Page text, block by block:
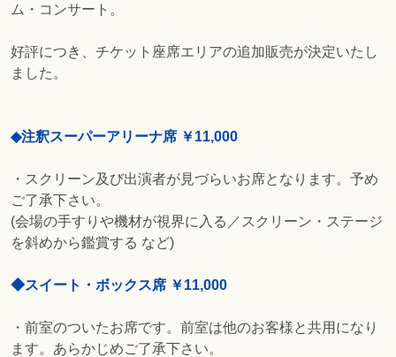
ム・コンサート。
好評につき、チケット座席エリアの追加販売が決定いたし
ました。
◆注釈スーパーアリーナ席 ￥11,000
・スクリーン及び出演者が見づらいお席となります。予め
ご了承下さい。
(会場の手すりや機材が視界に入る／スクリーン・ステージ
を斜めから鑑賞する など)
◆スイート・ボックス席 ￥11,000
・前室のついたお席です。前室は他のお客様と共用になり
ます。あらかじめご了承下さい。